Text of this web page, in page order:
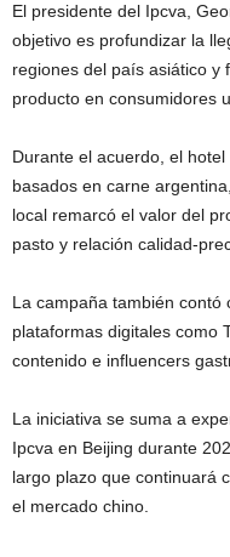
El presidente del Ipcva,
objetivo es profundizar la
regiones del país asiático y
producto en consumidores
Durante el acuerdo, el
basados en carne
local remarcó el valor del
pasto y relación calidad-
La campaña también contó
plataformas digitales como
contenido e influencers
La iniciativa se suma a
Ipcva en Beijing durante
largo plazo que continuará
el mercado chino.